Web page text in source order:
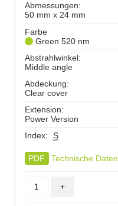
Abmessungen:
50 mm x 24 mm
Farbe
Green 520 nm
Abstrahlwinkel:
Middle angle
Abdeckung:
Clear cover
Extension:
Power Version
Index:
S
PDF Technische Daten